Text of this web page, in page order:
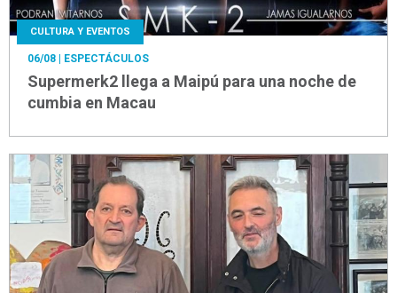
CULTURA Y EVENTOS
06/08 | ESPECTÁCULOS
Supermerk2 llega a Maipú para una noche de
cumbia en Macau